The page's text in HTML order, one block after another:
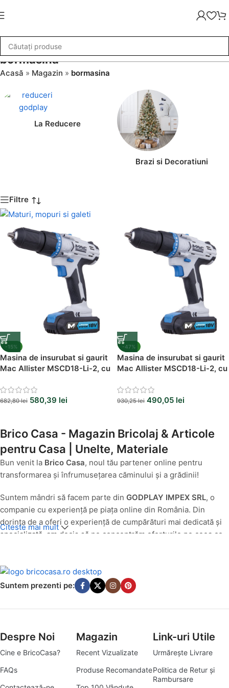
bormasina
Acasă » Magazin » bormasina
La Reducere
Brazi si Decoratiuni
Filtre
-15%
Masina de insurubat si gaurit
Mac Allister MSCD18-Li-2, cu
rpm
682,80lei 580,39 lei
-47%
Masina de insurubat si gaurit
Mac Allister MSCD18-Li-2, cu
rpm, 2 acumulatori
930,25lei 490,05 lei
Brico Casa - Magazin Bricolaj & Articole
pentru Casa | Unelte, Materiale
Bun venit la Brico Casa, noul tău partener online pentru
transformarea și înfrumusețarea căminului și a grădinii!
Suntem mândri să facem parte din GODPLAY IMPEX SRL, o
companie cu experiență pe piața online din România. Din
dorința de a oferi o experiență de cumpărături mai dedicată și
specializată, am decis să ne concentrăm eforturile pe ceea ce
O Nouă Identitate, Aceeași Pasiune pentru Calitate
nostru de a servi cât mai bine nevoile specifice ale clienților
pasionați de amenajări interioare și exterioare, am transformat
platforma godplay.ro în
bricocasa.ro
. Această schimbare
reflectă mai bine misiunea noastră de a deveni destinația ta
Citeste mai mult
Suntem prezenti pe:
Despre Noi
Cine e BricoCasa?
FAQs
Magazin
Recent Vizualizate
Produse Recomandate
Link-uri Utile
Urmărește Livrare
Politica de Retur și
Rambursare